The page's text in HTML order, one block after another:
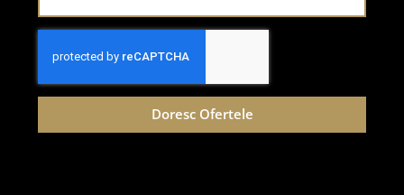
Doresc Ofertele